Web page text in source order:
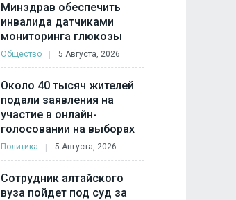
Минздрав обеспечить
инвалида датчиками
мониторинга глюкозы
Общество 5 Августа, 2026
Около 40 тысяч жителей
подали заявления на
участие в онлайн-
голосовании на выборах
Политика 5 Августа, 2026
Сотрудник алтайского
вуза пойдет под суд за